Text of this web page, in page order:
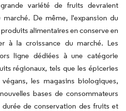
variété de fruits devraient
De même, l'expansion du
alimentaires en conserve en
à la croissance du marché. Les
ligne dédiées à une catégorie
régionaux, tels que les épiceries
les magasins biologiques,
bases de consommateurs
de conservation des fruits et